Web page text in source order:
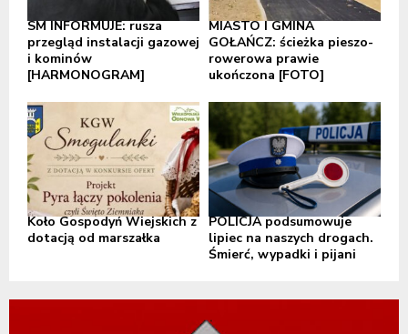
SM INFORMUJE: rusza
przegląd instalacji gazowej
i kominów
[HARMONOGRAM]
MIASTO I GMINA
GOŁAŃCZ: ścieżka pieszo-
rowerowa prawie
ukończona [FOTO]
Koło Gospodyń Wiejskich z
dotacją od marszałka
POLICJA podsumowuje
lipiec na naszych drogach.
Śmierć, wypadki i pijani